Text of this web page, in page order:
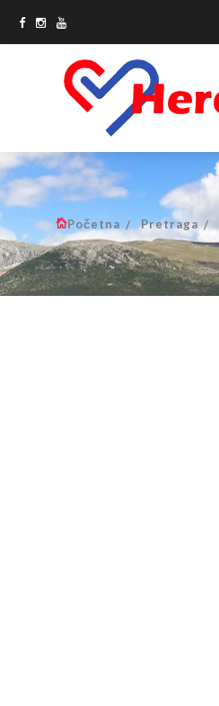
Početna Pretraga